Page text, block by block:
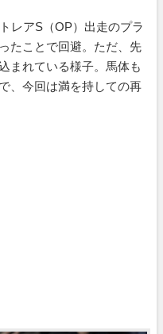
レアS（OP）出走のプラ
たことで回避。ただ、先
まれている様子。馬体も
、今回は満を持しての再